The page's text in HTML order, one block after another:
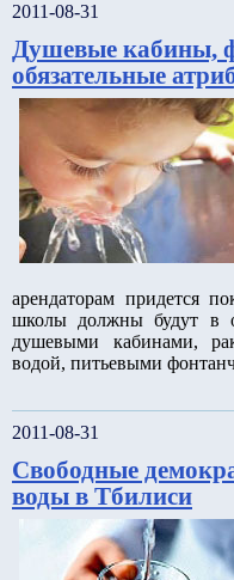
2011-08-31
Душевые кабины,
обязательные
арендаторам придется
школы должны будут в
душевыми кабинами,
водой, питьевыми
2011-08-31
Свободные
воды в Тбилиси